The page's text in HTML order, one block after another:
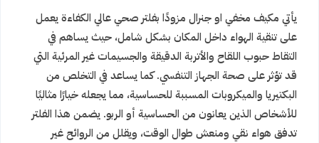
يأتي مكيف مخفي او جنرال مزودًا بفلتر صحي عالي الكفاءة يعمل
على تنقية الهواء داخل المكان بشكل شامل، حيث يساهم في
التقاط حبوب اللقاح والأتربة الدقيقة والجسيمات غير المرئية التي
قد تؤثر على صحة الجهاز التنفسي. كما يساعد في التخلص من
البكتيريا والميكروبات المسببة للحساسية، مما يجعله خيارًا مثاليًا
للأشخاص الذين يعانون من الحساسية أو الربو. يضمن هذا الفلتر
تدفق هواء نقي ومنعش طوال الوقت، ويقلل من الروائح غير